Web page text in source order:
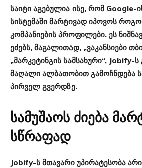
საიტი აგებულია ისე, რომ Google-
სისტემაში მარტივად იპოვოს
კომპანიების პროფილები. ეს
ეძებს, მაგალითად, „ვაკანსიები
„მარკეტინგის სამსახური“, Jobify-ს
მაღალი ალბათობით გამოჩნდება
პირველ გვერდზე.
სამუშაოს ძიება
სწრაფად
Jobify-ს მთავარი უპირატესობა